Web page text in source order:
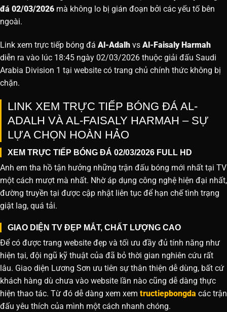
đá 02/03/2026 mà không lo bị gián đoạn bởi các yếu tố bên
ngoài.
Link xem trực tiếp bóng đá Al-Adalh vs Al-Faisaly Harmah
diễn ra vào lúc 18:45 ngày 02/03/2026 thuộc giải đấu Saudi
Arabia Division 1 tại website có trang chủ chính thức không bị
chặn.
LINK XEM TRỰC TIẾP BÓNG ĐÁ AL-
ADALH VÀ AL-FAISALY HARMAH – SỰ
LỰA CHỌN HOÀN HẢO
XEM TRỰC TIẾP BÓNG ĐÁ 02/03/2026 FULL HD
Anh em tha hồ tận hưởng những trận đấu bóng mới nhất tại TV
một cách mượt mà nhất. Nhờ áp dụng công nghệ hiện đại nhất,
đường truyền tại được cập nhật liên tục để hạn chế tình trạng
giật lag, quá tải.
GIAO DIỆN TV ĐẸP MẮT, CHẤT LƯỢNG CAO
Để có được trang website đẹp và tối ưu đầy đủ tính năng như
hiện tại, đội ngũ kỹ thuật của đã bỏ thời gian nghiên cứu rất
lâu. Giao diện Lương Sơn ưu tiên sự thân thiện dễ dùng, bất cứ
khách hàng dù chưa vào website lần nào cũng dễ dàng thực
hiện thao tác. Từ đó dễ dàng xem xem tructiepbongda các trận
đấu yêu thích của mình một cách nhanh chóng.